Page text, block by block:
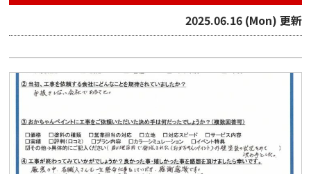
2025.06.16 (Mon) 更新